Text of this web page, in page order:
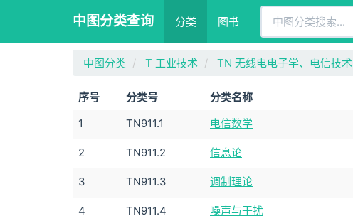
中图分类查询 分类 图书
中图分类 T 工业技术 TN 无线电电子学、电信技术
序号 分类号 分类名称
1
TN911.1 电信数学
2 TN911.2 信息论
3 TN911.3 调制理论
4 TN911.4 噪声与干扰